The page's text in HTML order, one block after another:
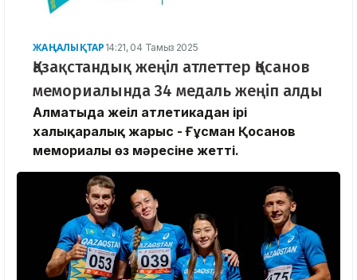
ЖАҢАЛЫҚТАР 14:21, 04 Тамыз 2025
Қазақстандық жеңіл атлеттер Қосанов
мемориалында 34 медаль жеңіп алды
Алматыда жеңіл атлетикадан ірі
халықаралық жарыс - Ғұсман Қосанов
мемориалы өз мәресіне жетті.